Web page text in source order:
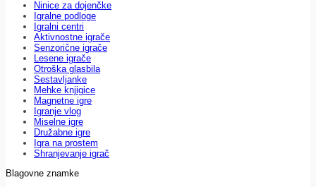
Ninice za dojenčke
Igralne podloge
Igralni centri
Aktivnostne igrače
Senzorične igrače
Lesene igrače
Otroška glasbila
Sestavljanke
Mehke knjigice
Magnetne igre
Igranje vlog
Miselne igre
Družabne igre
Igra na prostem
Shranjevanje igrač
Blagovne znamke